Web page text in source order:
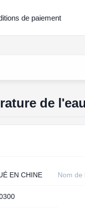
de paiement
de
EN CHINE Nom de